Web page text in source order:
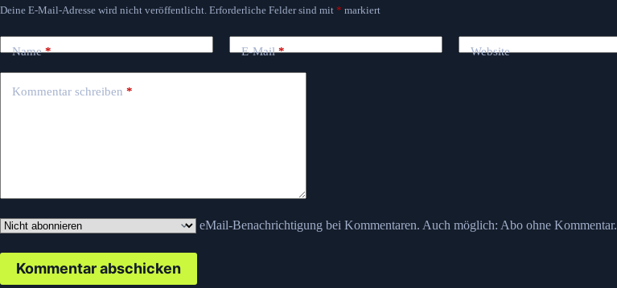
Deine E-Mail-Adresse wird nicht veröffentlicht. Erforderliche Felder sind mit * markiert
Name* E-Mail* Website
Kommentar schreiben *
eMail-Benachrichtigung bei Kommentaren. Auch möglich: Abo ohne Kommentar.
Kommentar abschicken